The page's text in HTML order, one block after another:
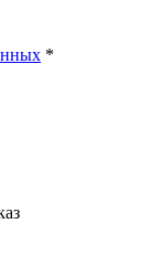
*